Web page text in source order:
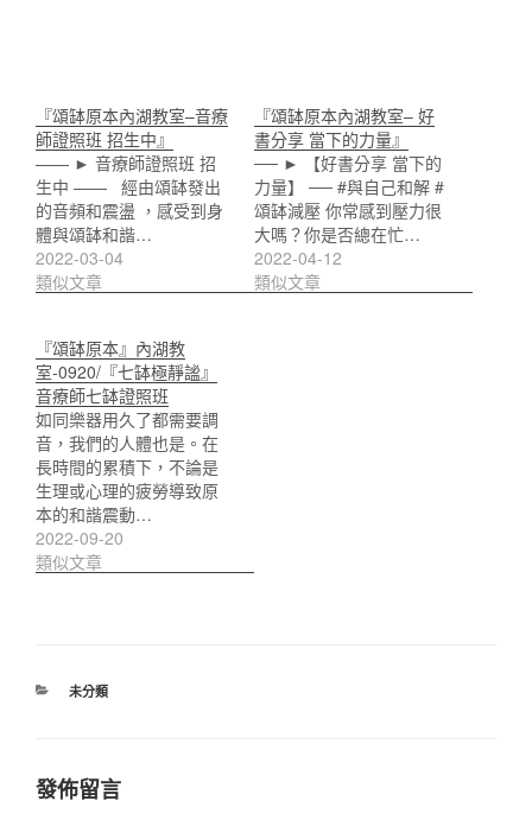
『頌缽原本內湖教室–音療
師證照班 招生中』
—— ► 音療師證照班 招
生中 —— 經由頌缽發出
的音頻和震盪 ，感受到身
體與頌缽和諧…
2022-03-04
類似文章
『頌缽原本內湖教室– 好
書分享 當下的力量』
── ► 【好書分享 當下的
力量】 ── #與自己和解 #
頌缽減壓 你常感到壓力很
大嗎？你是否總在忙…
2022-04-12
類似文章
『頌缽原本』內湖教
室-0920/『七缽極靜謐』
音療師七缽證照班
如同樂器用久了都需要調
音，我們的人體也是。在
長時間的累積下，不論是
生理或心理的疲勞導致原
本的和諧震動…
2022-09-20
類似文章
分
未分類
發佈留言